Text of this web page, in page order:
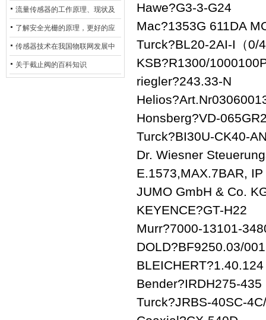
流量传感器的工作原理、现状及
其发展前景
了解安全光栅的原理，更好的应
用安全光栅
传感器技术在我国物联网发展中
的地位*
关于截止阀的百科知识
Hawe?G3-3-G24
Mac?1353G 611DA
Turck?BL20-2AI-I（0/
KSB?R1300/
riegler?243.33-N
Honsberg?VD-
Turck?BI30U-CK40-
Dr. Wiesner
E.1573,MAX.7BAR, IP
JUMO GmbH & Co.
KEYENCE?GT-H22
Murr?7000-13101-
DOLD?BF9250.03/
BLEICHERT?1.40.124
Bender?IRDH275-435
Turck?JRBS-40SC-